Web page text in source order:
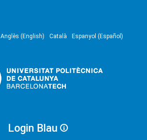
Anglès (English) Català Espanyol (Español)
Login Blau